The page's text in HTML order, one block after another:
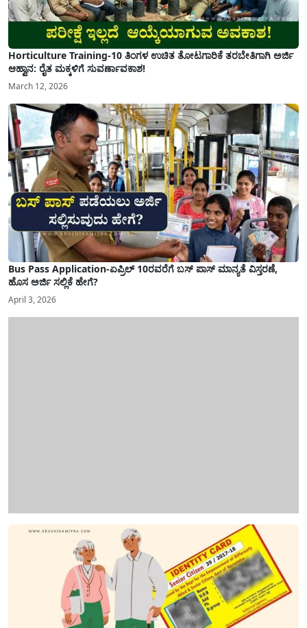
Horticulture Training-10 ತಿಂಗಳ ಉಚಿತ ತೋಟಗಾರಿಕೆ ತರಬೇತಿಗಾಗಿ ಅರ್ಜಿ
ಆಹ್ವಾನ: ರೈತ ಮಕ್ಕಳಿಗೆ ಸುವರ್ಣಾವಕಾಶ!
March 12, 2026
Bus Pass Application-ಏಪ್ರಿಲ್ 10ರವರೆಗೆ ಬಸ್ ಪಾಸ್ ಮಾನ್ಯತೆ ವಿಸ್ತರಣೆ,
ಹೊಸ ಅರ್ಜಿ ಸಲ್ಲಿಕೆ ಹೇಗೆ?
April 3, 2026